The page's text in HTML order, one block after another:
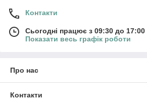
Контакти
Сьогодні працює з 09:30 до 17:00
Показати весь графік роботи
Про нас
Контакти